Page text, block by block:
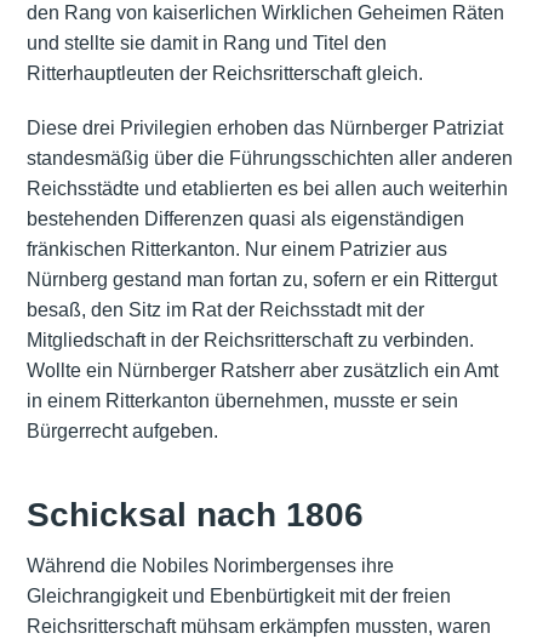
den Rang von kaiserlichen Wirklichen Geheimen Räten
und stellte sie damit in Rang und Titel den
Ritterhauptleuten der Reichsritterschaft gleich.
Diese drei Privilegien erhoben das Nürnberger Patriziat
standesmäßig über die Führungsschichten aller anderen
Reichsstädte und etablierten es bei allen auch weiterhin
bestehenden Differenzen quasi als eigenständigen
fränkischen Ritterkanton. Nur einem Patrizier aus
Nürnberg gestand man fortan zu, sofern er ein Rittergut
besaß, den Sitz im Rat der Reichsstadt mit der
Mitgliedschaft in der Reichsritterschaft zu verbinden.
Wollte ein Nürnberger Ratsherr aber zusätzlich ein Amt
in einem Ritterkanton übernehmen, musste er sein
Bürgerrecht aufgeben.
Schicksal nach 1806
Während die Nobiles Norimbergenses ihre
Gleichrangigkeit und Ebenbürtigkeit mit der freien
Reichsritterschaft mühsam erkämpfen mussten, waren